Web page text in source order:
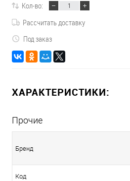
Кол-во:
Рассчитать доставку
Под заказ
ХАРАКТЕРИСТИКИ:
Прочие
Бренд
Код